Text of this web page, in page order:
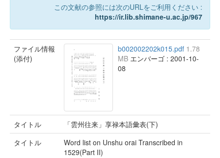
この文献の参照には次のURLをご利用ください :
https://ir.lib.shimane-u.ac.jp/967
ファイル情報
(添付)
b002002202k015.pdf 1.78
MB エンバーゴ : 2001-10-
08
タイトル
「雲州往来」享禄本語彙表(下)
タイトル
Word list on Unshu orai Transcribed in
1529(Part II)